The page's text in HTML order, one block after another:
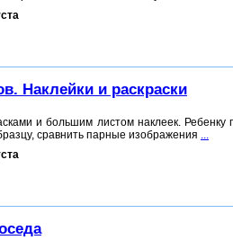
Наклейки и раскраски
и большим листом наклеек. Ребенку
сравнить парные изображения ...